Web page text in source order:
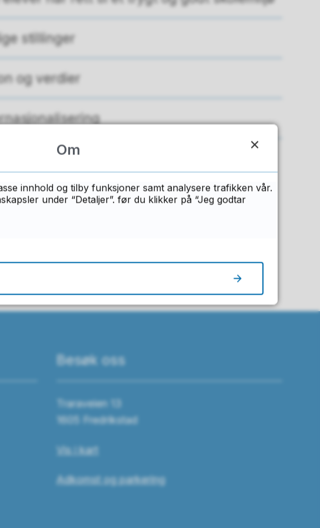
stillinger
og verdier
siden?
Besøk oss
Traraveien 13
1605 Fredrikstad
Vis i kart
Adkomst og parkering
Om
innhold og tilby funksjoner samt analysere trafikken vår.
under “Detaljer”. før du klikker på “Jeg godtar